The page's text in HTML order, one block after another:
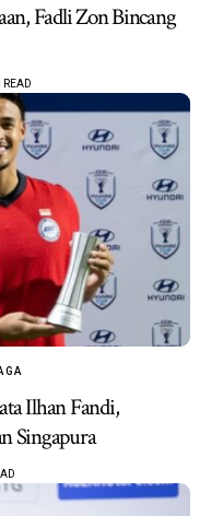
Fadli Zon Bincang
Ilhan Fandi,
Singapura